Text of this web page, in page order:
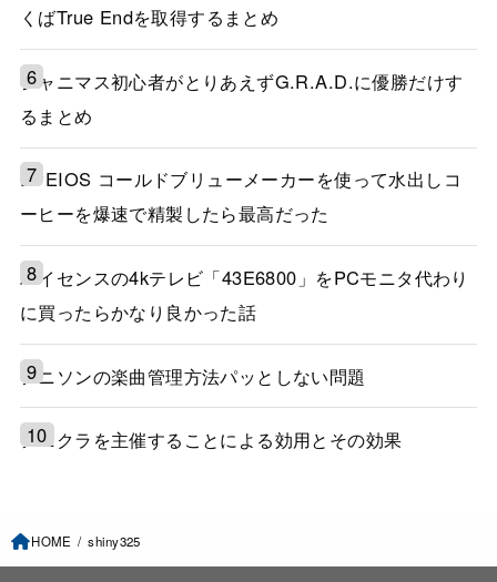
くばTrue Endを取得するまとめ
シャニマス初心者がとりあえずG.R.A.D.に優勝だけす
るまとめ
EPEIOS コールドブリューメーカーを使って水出しコ
ーヒーを爆速で精製したら最高だった
ハイセンスの4kテレビ「43E6800」をPCモニタ代わり
に買ったらかなり良かった話
アニソンの楽曲管理方法パッとしない問題
アニクラを主催することによる効用とその効果
HOME shiny325